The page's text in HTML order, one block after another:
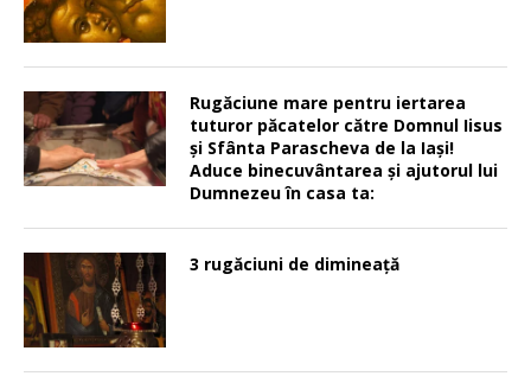
Rugăciune mare pentru iertarea
tuturor păcatelor către Domnul Iisus
şi Sfânta Parascheva de la Iaşi!
Aduce binecuvântarea şi ajutorul lui
Dumnezeu în casa ta:
3 rugăciuni de dimineață